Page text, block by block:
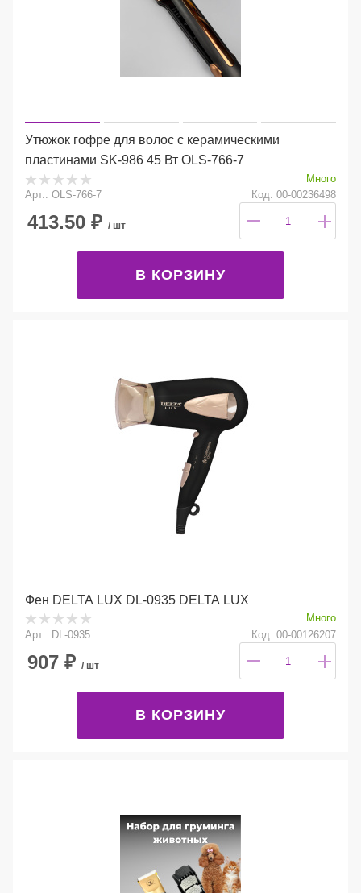
Утюжок гофре для волос с керамическими
пластинами SK-986 45 Вт OLS-766-7
Много
Арт.: OLS-766-7
Код: 00-00236498
413.50 ₽ / шт
В КОРЗИНУ
Фен DELTA LUX DL-0935 DELTA LUX
Много
Арт.: DL-0935
Код: 00-00126207
907 ₽ / шт
В КОРЗИНУ